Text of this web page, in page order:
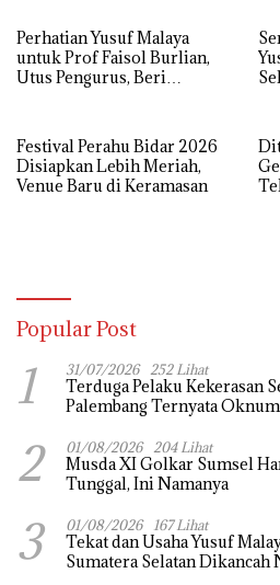
Perhatian Yusuf Malaya
untuk Prof Faisol Burlian,
Utus Pengurus, Beri
Festival Perahu Bidar 2026
Disiapkan Lebih Meriah,
Venue Baru di Keramasan
Popular Post
1 31/07/2026 252 Lihat
Terduga Pelaku Kekerasan
Palembang Ternyata
2 01/08/2026 204 Lihat
Musda XI Golkar Sumsel
Tunggal, Ini Namanya
3 01/08/2026 167 Lihat
Tekat dan Usaha Yusuf Malaya Harumkan Nama
Sumatera Selatan Dikancah